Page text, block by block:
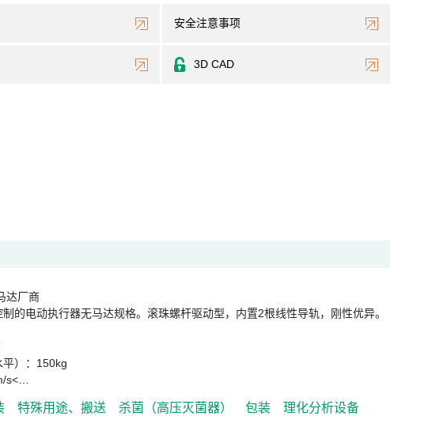
安全注意事项
3D CAD
达厂商
的电动执行器无马达规格。滚珠螺杆驱动型，内置2根线性导轨，刚性优异。
）：150kg
s<…
特殊用途、搬送 杀菌（高压灭菌器） 包装 理化分析设备